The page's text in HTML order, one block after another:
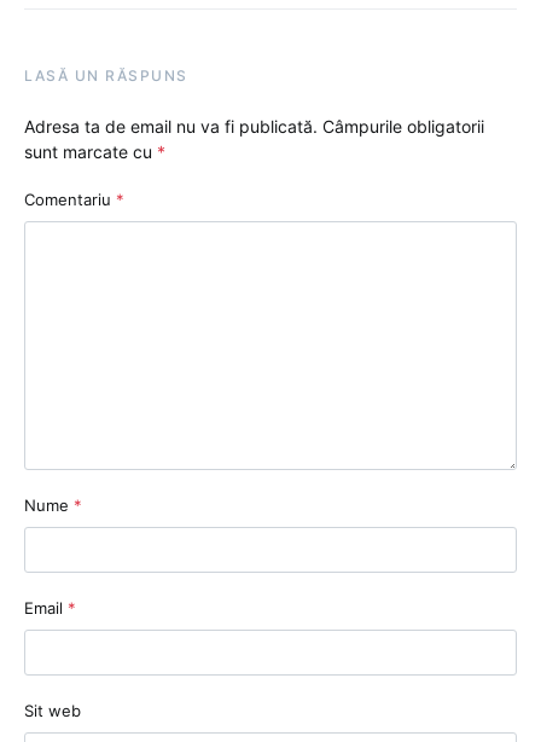
LASĂ UN RĂSPUNS
Adresa ta de email nu va fi publicată. Câmpurile obligatorii
sunt marcate cu *
Comentariu *
Nume *
Email *
Sit web